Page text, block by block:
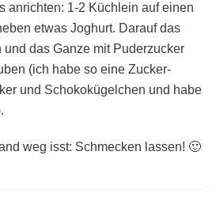
anrichten: 1-2 Küchlein auf einen
etwas Joghurt. Darauf das
und das Ganze mit Puderzucker
(ich habe so eine Zucker-
und Schokokügelchen und habe
weg isst: Schmecken lassen! 🙂